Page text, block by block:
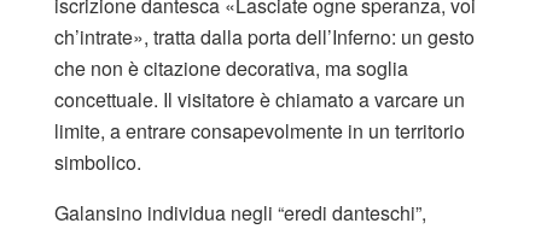
iscrizione dantesca «Lasciate ogne speranza, voi
ch’intrate», tratta dalla porta dell’Inferno: un gesto
che non è citazione decorativa, ma soglia
concettuale. Il visitatore è chiamato a varcare un
limite, a entrare consapevolmente in un territorio
simbolico.
Galansino individua negli “eredi danteschi”,